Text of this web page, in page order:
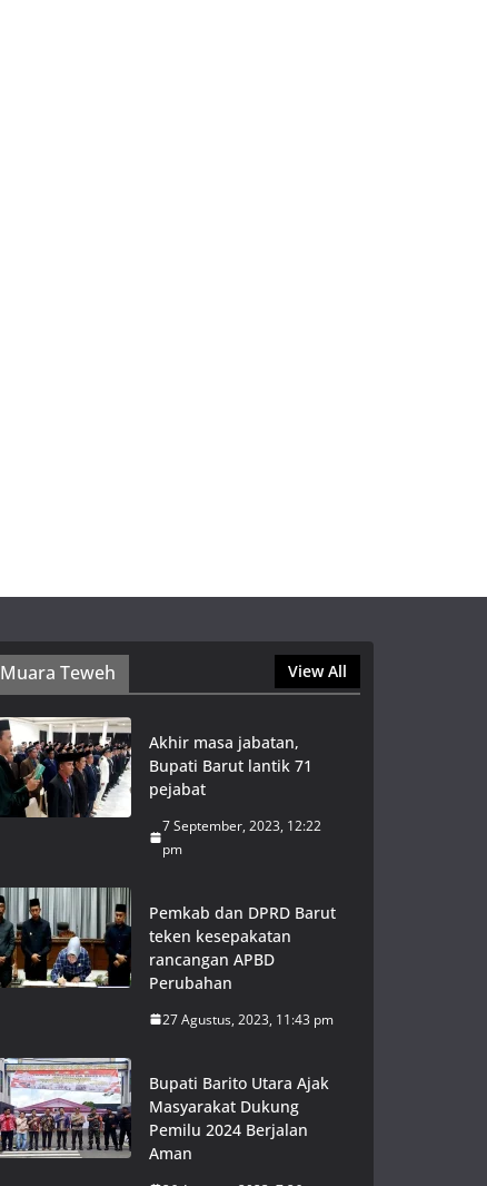
Muara Teweh View All
Akhir masa jabatan,
Bupati Barut lantik 71
pejabat
7 September, 2023, 12:22
pm
Pemkab dan DPRD Barut
teken kesepakatan
rancangan APBD
Perubahan
27 Agustus, 2023, 11:43 pm
Bupati Barito Utara Ajak
Masyarakat Dukung
Pemilu 2024 Berjalan
Aman